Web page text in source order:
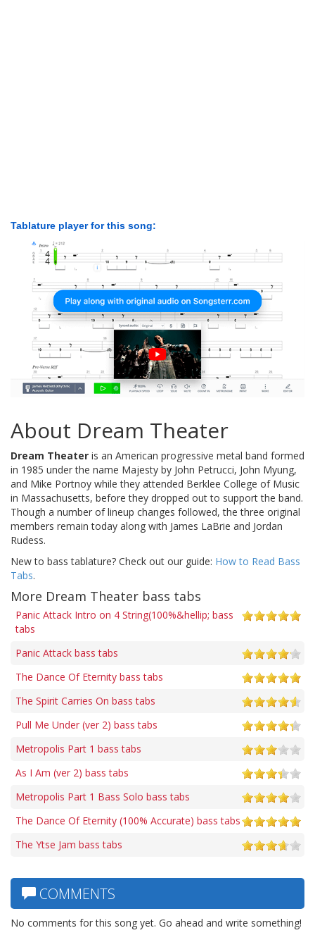
Tablature player for this song:
About Dream Theater
Dream Theater is an American progressive metal band formed
in 1985 under the name Majesty by John Petrucci, John Myung,
and Mike Portnoy while they attended Berklee College of Music
in Massachusetts, before they dropped out to support the band.
Though a number of lineup changes followed, the three original
members remain today along with James LaBrie and Jordan
Rudess.
New to bass tablature? Check out our guide: How to Read Bass
Tabs.
More Dream Theater bass tabs
Panic Attack Intro on 4 String(100%&hellip; bass
tabs
Panic Attack bass tabs
The Dance Of Eternity bass tabs
The Spirit Carries On bass tabs
Pull Me Under (ver 2) bass tabs
Metropolis Part 1 bass tabs
As I Am (ver 2) bass tabs
Metropolis Part 1 Bass Solo bass tabs
The Dance Of Eternity (100% Accurate) bass tabs
The Ytse Jam bass tabs
COMMENTS
No comments for this song yet. Go ahead and write something!